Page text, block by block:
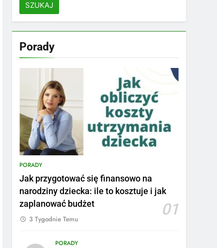
Porady
PORADY
Jak przygotować się finansowo na
narodziny dziecka: ile to kosztuje i jak
zaplanować budżet
01
3 Tygodnie Temu
PORADY